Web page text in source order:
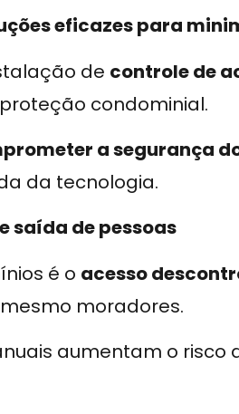
eficazes para
de controle de
condominial.
a segurança
da tecnologia.
saída de pessoas
é o acesso
moradores.
aumentam o risco